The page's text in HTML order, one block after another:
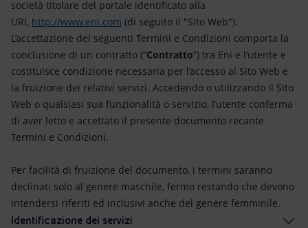
società titolare del portale identificato alla
URL http://www.eni.com (di seguito il "Sito Web").
L’accettazione dei seguenti Termini e Condizioni comporta la
conclusione di un contratto (“Contratto”) tra Eni e l’utente e
costituisce condizione necessaria per l’accesso al Sito Web e
la fruizione dei relativi servizi. Accedendo o utilizzando il Sito
Web o qualsiasi sua funzionalità o servizio, l’utente conferma
di aver letto e accettato il presente documento recante
Termini e Condizioni.
Per facilità di fruizione del documento, i termini saranno
declinati solo al genere maschile, fermo restando che devono
intendersi riferiti ed inclusivi anche del genere femminile.
Identificazione dei servizi